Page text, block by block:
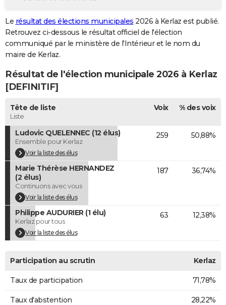
GUIDES D'ACHAT
BONS PLANS
CARTE DE VOEUX
Carte de Noël
Carte Bonne année
Carte Saint-Valentin
Carte Pâques
Carte d'anniversaire
DICTIONNAIRE
Dictionnaire
Biographies
Citations
Expressions
Proverbes
PROGRAMME TV
COPAINS D'AVANT
S'inscrire
Se connecter
Lycées
Collèges
Primaires
Universités
Entreprises
Service militaire
Avis de recherche
AVIS DE DÉCÈS
FORUM
Bricolage
Lifestyle
Culture
Sport
Auto
Television
Voyage
Cinema
Le résultat des élections municipales 2026 à Kerlaz est publié.
Retrouvez ci-dessous le résultat officiel de l'élection
communiqué par le ministère de l'Intérieur et le nom du
maire de Kerlaz.
Résultat de l'élection municipale 2026 à Kerlaz
[DEFINITIF]
Tête de liste
Liste
Voix % des voix
Ludovic QUELENNEC (12 élus)
Ensemble pour Kerlaz
Voir la liste des élus
259 50,88%
Marie Thérèse HERNANDEZ
(2 élus)
Continuons avec vous
Voir la liste des élus
187 36,74%
Philippe AUDURIER (1 élu)
Kerlaz pour tous
Voir la liste des élus
63 12,38%
Participation au scrutin Kerlaz
Taux de participation 71,78%
Taux d'abstention 28,22%